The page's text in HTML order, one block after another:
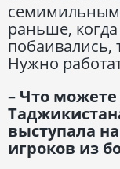
раньше,
Нужно
– Что можете
выступала
игроков из